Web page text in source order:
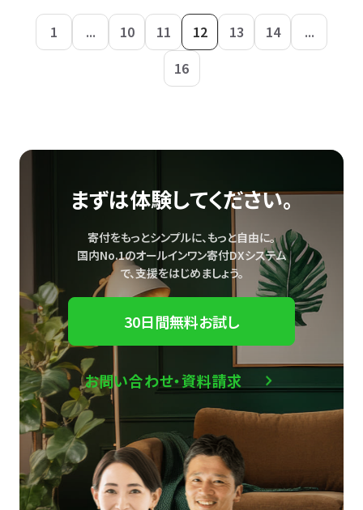
1 ... 10 11 12 13 14
...
16
まずは体験してください。
寄付をもっとシンプルに、もっと自由に。
国内No.1のオールインワン寄付DXシステム
で、支援をはじめましょう。
30日間無料お試し
お問い合わせ・資料請求